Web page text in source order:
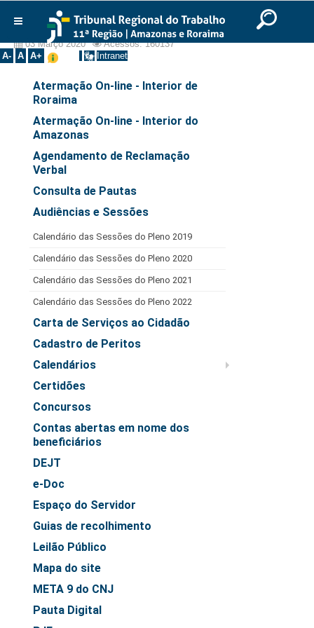
Ir para o rodapé
English
Português Español
A- A A+ Intranet
Institucional
Presidência
Corregedoria
Composição
Desembargadores
Seções Especializadas
Turmas
Varas do Trabalho
Juízes Substitutos
Diretores
Comitês
Processuais Unificadas
Dados
Comissão de Ética
Serviços
03 Março 2020 Acessos: 160137
Atermação On-line - Interior de
Roraima
Atermação On-line - Interior do
Amazonas
Agendamento de Reclamação
Verbal
Consulta de Pautas
Audiências e Sessões
Calendário das Sessões do Pleno 2019
Calendário das Sessões do Pleno 2020
Calendário das Sessões do Pleno 2021
Calendário das Sessões do Pleno 2022
Carta de Serviços ao Cidadão
Cadastro de Peritos
Calendários
Certidões
Concursos
Contas abertas em nome dos
beneficiários
DEJT
e-Doc
Espaço do Servidor
Guias de recolhimento
Leilão Público
Mapa do site
META 9 do CNJ
Pauta Digital